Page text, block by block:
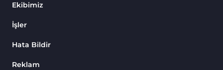
MetaTrader 4 için Fibonacci
Ekibimiz
İşler
Hata Bildir
Reklam